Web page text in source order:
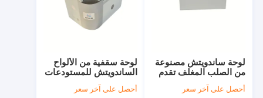
لوحة سقفية من الألواح
الساندويتش للمستودعات
والمستشفيات وورش
العمل وغرف العمليات،
أحصل على آخر سعر
لوحة ساندويتش مصنوعة
من الصلب المغلف تقدم
قوة خفيفة و عزل حراري
محسن للبناء
أحصل على آخر سعر